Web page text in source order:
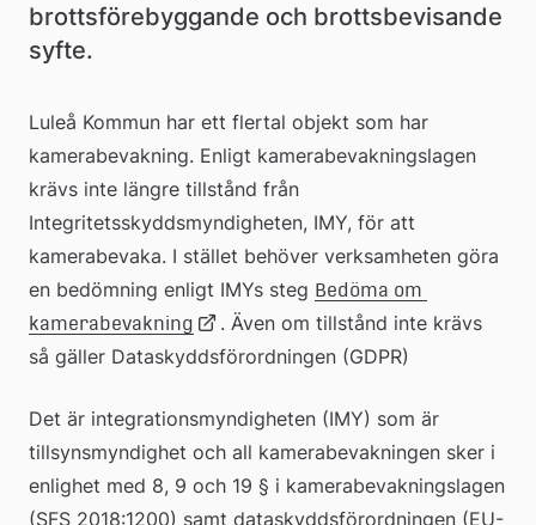
brottsförebyggande och brottsbevisande
syfte.
Luleå Kommun har ett flertal objekt som har
kamerabevakning. Enligt kamerabevakningslagen
krävs inte längre tillstånd från
Integritetsskyddsmyndigheten, IMY, för att
kamerabevaka. I stället behöver verksamheten göra
en bedömning enligt IMYs steg Bedöma om
kamerabevakning Länk
extern
. Även om tillstånd inte krävs
så gäller Dataskyddsförordningen (GDPR)
Det är integrationsmyndigheten (IMY) som är
tillsynsmyndighet och all kamerabevakningen sker i
enlighet med 8, 9 och 19 § i kamerabevakningslagen
(SFS 2018:1200) samt dataskyddsförordningen (EU-